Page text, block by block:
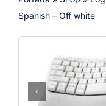
Spanish – Off white